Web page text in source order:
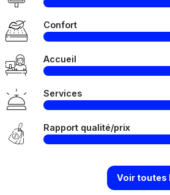
Confort
Accueil
Services
Rapport qualité/prix
Voir toutes